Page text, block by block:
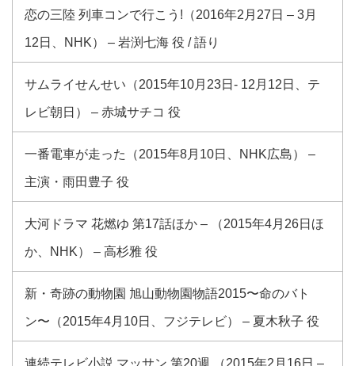
恋の三陸 列車コンで行こう!（2016年2月27日 – 3月
12日、NHK） – 岩渕七海 役 / 語り
サムライせんせい（2015年10月23日- 12月12日、テ
レビ朝日） – 赤城サチコ 役
一番電車が走った（2015年8月10日、NHK広島） –
主演・雨田豊子 役
大河ドラマ 花燃ゆ 第17話ほか – （2015年4月26日ほ
か、NHK） – 高杉雅 役
新・奇跡の動物園 旭山動物園物語2015〜命のバト
ン〜（2015年4月10日、フジテレビ） – 夏木秋子 役
連続テレビ小説 マッサン 第20週 （2015年2月16日 –